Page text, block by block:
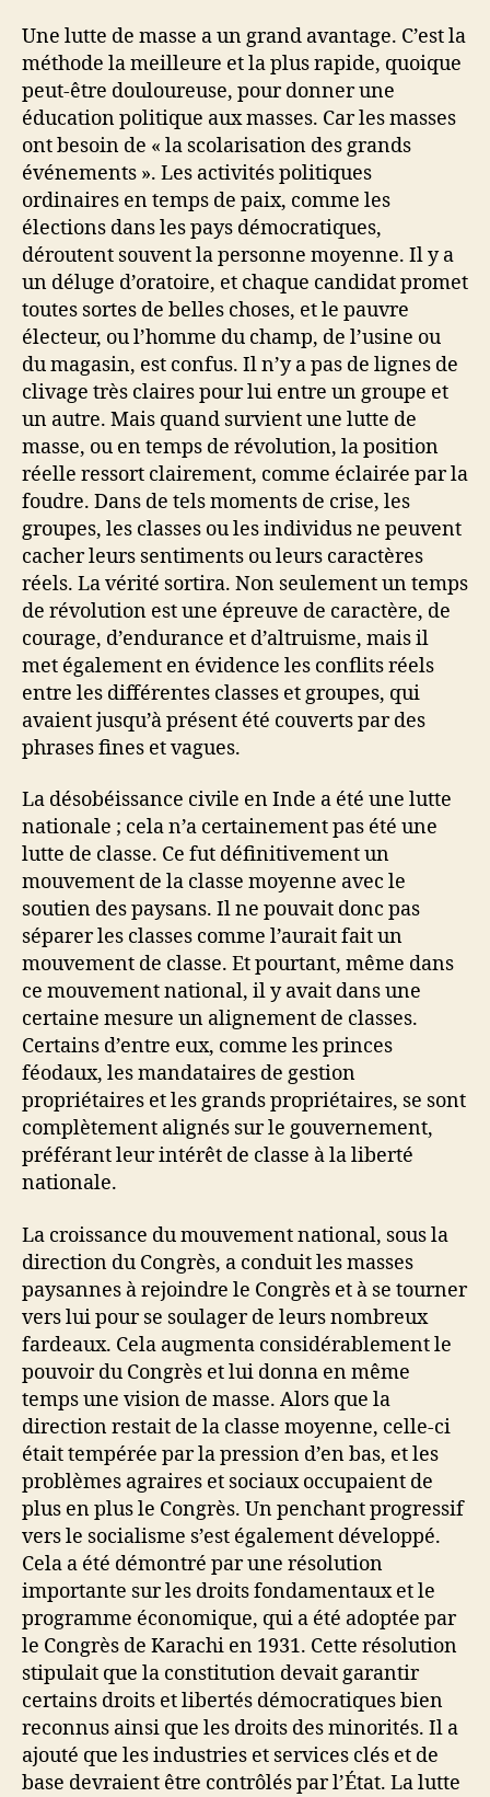
Une lutte de masse a un grand avantage. C’est la
méthode la meilleure et la plus rapide, quoique
peut-être douloureuse, pour donner une
éducation politique aux masses. Car les masses
ont besoin de « la scolarisation des grands
événements ». Les activités politiques
ordinaires en temps de paix, comme les
élections dans les pays démocratiques,
déroutent souvent la personne moyenne. Il y a
un déluge d’oratoire, et chaque candidat promet
toutes sortes de belles choses, et le pauvre
électeur, ou l’homme du champ, de l’usine ou
du magasin, est confus. Il n’y a pas de lignes de
clivage très claires pour lui entre un groupe et
un autre. Mais quand survient une lutte de
masse, ou en temps de révolution, la position
réelle ressort clairement, comme éclairée par la
foudre. Dans de tels moments de crise, les
groupes, les classes ou les individus ne peuvent
cacher leurs sentiments ou leurs caractères
réels. La vérité sortira. Non seulement un temps
de révolution est une épreuve de caractère, de
courage, d’endurance et d’altruisme, mais il
met également en évidence les conflits réels
entre les différentes classes et groupes, qui
avaient jusqu’à présent été couverts par des
phrases fines et vagues.
La désobéissance civile en Inde a été une lutte
nationale ; cela n’a certainement pas été une
lutte de classe. Ce fut définitivement un
mouvement de la classe moyenne avec le
soutien des paysans. Il ne pouvait donc pas
séparer les classes comme l’aurait fait un
mouvement de classe. Et pourtant, même dans
ce mouvement national, il y avait dans une
certaine mesure un alignement de classes.
Certains d’entre eux, comme les princes
féodaux, les mandataires de gestion
propriétaires et les grands propriétaires, se sont
complètement alignés sur le gouvernement,
préférant leur intérêt de classe à la liberté
nationale.
La croissance du mouvement national, sous la
direction du Congrès, a conduit les masses
paysannes à rejoindre le Congrès et à se tourner
vers lui pour se soulager de leurs nombreux
fardeaux. Cela augmenta considérablement le
pouvoir du Congrès et lui donna en même
temps une vision de masse. Alors que la
direction restait de la classe moyenne, celle-ci
était tempérée par la pression d’en bas, et les
problèmes agraires et sociaux occupaient de
plus en plus le Congrès. Un penchant progressif
vers le socialisme s’est également développé.
Cela a été démontré par une résolution
importante sur les droits fondamentaux et le
programme économique, qui a été adoptée par
le Congrès de Karachi en 1931. Cette résolution
stipulait que la constitution devait garantir
certains droits et libertés démocratiques bien
reconnus ainsi que les droits des minorités. Il a
ajouté que les industries et services clés et de
base devraient être contrôlés par l’État. La lutte